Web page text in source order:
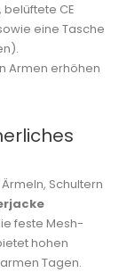
belüftete CE
eine Tasche
Armen erhöhen
Schultern
feste Mesh-
hohen
Tagen.